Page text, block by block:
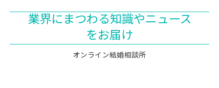
業界にまつわる知識やニュース
をお届け
オンライン結婚相談所